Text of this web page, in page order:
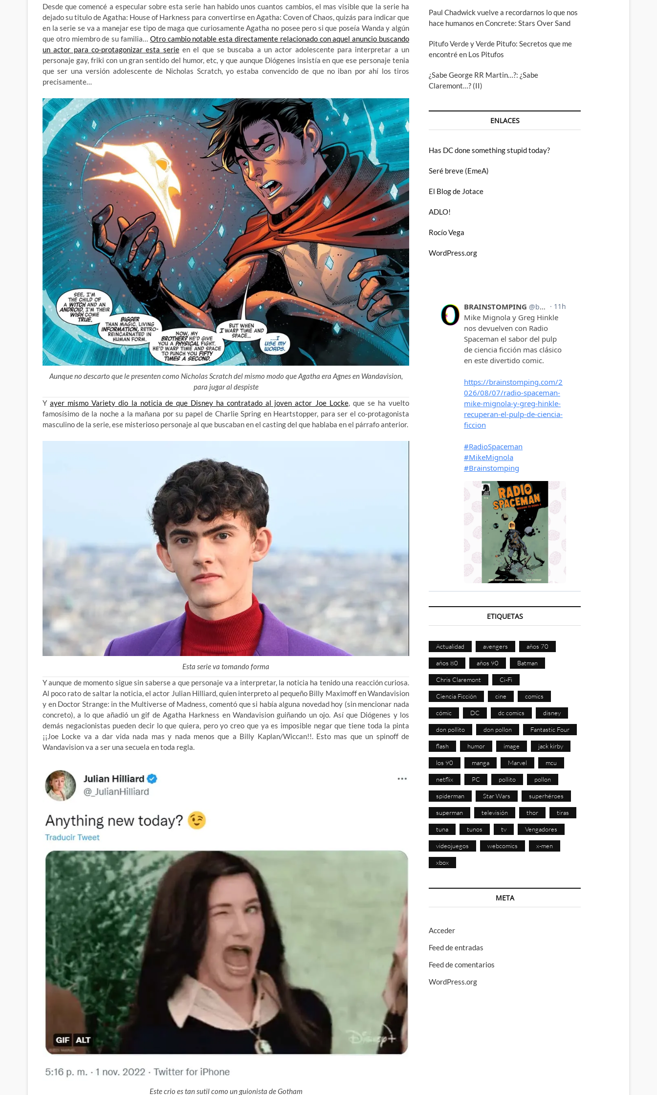
Desde que comencé a especular sobre esta serie han habido unos cuantos cambios, el mas visible que la serie ha
dejado su titulo de Agatha: House of Harkness para convertirse en Agatha: Coven of Chaos, quizás para indicar que
en la serie se va a manejar ese tipo de maga que curiosamente Agatha no posee pero si que poseía Wanda y algún
que otro miembro de su familia… Otro cambio notable esta directamente relacionado con aquel anuncio buscando
un actor para co-protagonizar esta serieen el que se buscaba a un actor adolescente para interpretar a un
personaje gay, friki con un gran sentido del humor, etc, y que aunque Diógenes insistía en que ese personaje tenia
que ser una versión adolescente de Nicholas Scratch, yo estaba convencido de que no iban por ahí los tiros
precisamente…
Aunque no descarto que le presenten como Nicholas Scratch del mismo modo que Agatha era Agnes en Wandavision,
para jugar al despiste
Yayer mismo Variety dio la noticia de que Disney ha contratado al joven actor Joe Locke, que se ha vuelto
famosísimo de la noche a la mañana por su papel de Charlie Spring en Heartstopper, para ser el co-protagonista
masculino de la serie, ese misterioso personaje al que buscaban en el casting del que hablaba en el párrafo anterior.
Esta serie va tomando forma
Y aunque de momento sigue sin saberse a que personaje va a interpretar, la noticia ha tenido una reacción curiosa.
Al poco rato de saltar la noticia, el actor Julian Hilliard, quien interpreto al pequeño Billy Maximoff en Wandavision
y en Doctor Strange: in the Multiverse of Madness, comentó que si había alguna novedad hoy (sin mencionar nada
concreto), a lo que añadió un gif de Agatha Harkness en Wandavision guiñando un ojo. Así que Diógenes y los
demás negacionistas pueden decir lo que quiera, pero yo creo que ya es imposible negar que tiene toda la pinta
¡¡Joe Locke va a dar vida nada mas y nada menos que a Billy Kaplan/Wiccan!!. Esto mas que un spinoff de
Wandavision va a ser una secuela en toda regla.
Este crio es tan sutil como un guionista de Gotham
Paul Chadwick vuelve a recordarnos lo que nos
hace humanos en Concrete: Stars Over Sand
Pitufo Verde y Verde Pitufo: Secretos que me
encontré en Los Pitufos
¿Sabe George RR Martin…?: ¿Sabe
Claremont…? (II)
ENLACES
Has DC done something stupid today?
Seré breve (EmeA)
El Blog de Jotace
ADLO!
Rocío Vega
WordPress.org
ETIQUETAS
Actualidad avengers años 70
años 80 años 90 Batman
Chris Claremont Ci-Fi
Ciencia Ficción cine comics
cómic DC dc comics disney
don pollito don pollon Fantastic Four
flash humor image jack kirby
los 90 manga Marvel mcu
netflix PC pollito pollon
spiderman Star Wars superhéroes
superman televisión thor tiras
tuna tunos tv Vengadores
videojuegos webcomics x-men
xbox
META
Acceder
Feed de entradas
Feed de comentarios
WordPress.org